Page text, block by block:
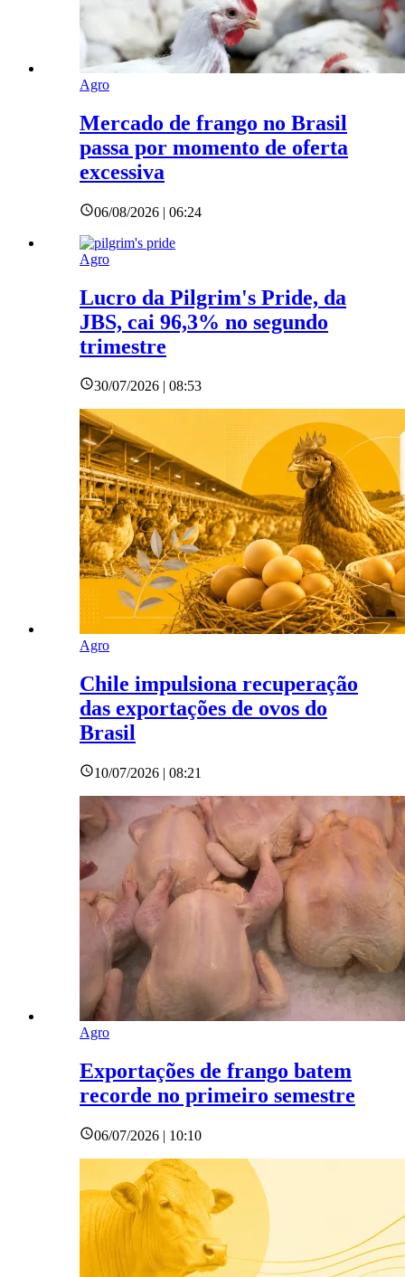
Agro
Mercado de frango no Brasil
passa por momento de oferta
excessiva
06/08/2026 | 06:24
Agro
Lucro da Pilgrim's Pride, da
JBS, cai 96,3% no segundo
trimestre
30/07/2026 | 08:53
Agro
Chile impulsiona recuperação
das exportações de ovos do
Brasil
10/07/2026 | 08:21
Agro
Exportações de frango batem
recorde no primeiro semestre
06/07/2026 | 10:10